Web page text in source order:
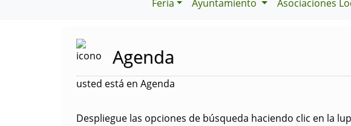
Feria Ayuntamiento Asociaciones
Agenda
usted está en Agenda
Despliegue las opciones de búsqueda haciendo clic en la